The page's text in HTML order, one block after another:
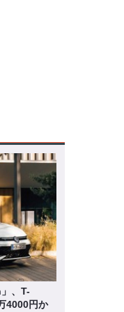
、T-
4000円か